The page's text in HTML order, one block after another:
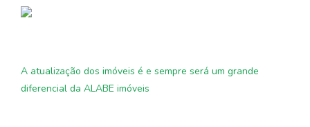
A atualização dos imóveis é e sempre será um grande
diferencial da ALABE imóveis